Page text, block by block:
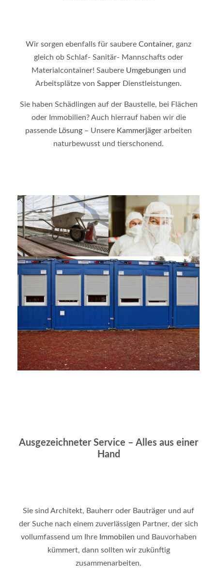
Wir sorgen ebenfalls für saubere Container, ganz
gleich ob Schlaf- Sanitär- Mannschafts oder
Materialcontainer! Saubere Umgebungen und
Arbeitsplätze von Sapper Dienstleistungen.
Sie haben Schädlingen auf der Baustelle, bei Flächen
oder Immobilien? Auch hierrauf haben wir die
passende Lösung – Unsere Kammerjäger arbeiten
naturbewusst und tierschonend.
Ausgezeichneter Service – Alles aus einer
Hand
Sie sind Architekt, Bauherr oder Bauträger und auf
der Suche nach einem zuverlässigen Partner, der sich
vollumfassend um Ihre Immobilen und Bauvorhaben
kümmert, dann sollten wir zukünftig
zusammenarbeiten.